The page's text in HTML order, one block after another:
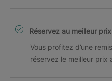
Réservez au meilleur
Vous profitez d’une
réservez le meilleur prix